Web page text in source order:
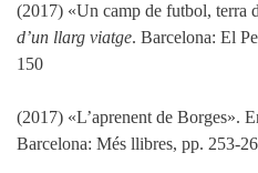
(2017) «Un camp de futbol, terra
d’un llarg viatge. Barcelona: El
150
(2017) «L’aprenent de Borges».
Barcelona: Més llibres, pp. 253-